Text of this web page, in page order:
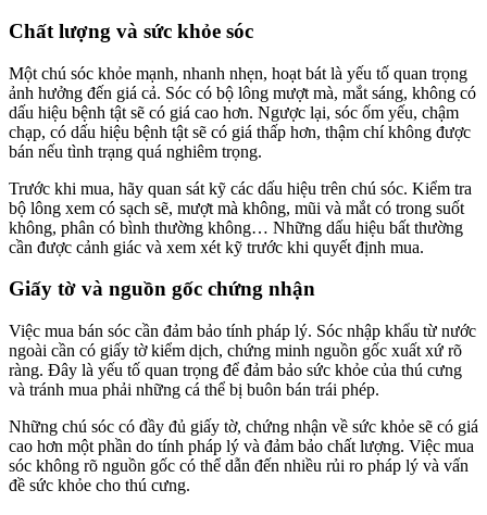
Chất lượng và sức khỏe sóc
Một chú sóc khỏe mạnh, nhanh nhẹn, hoạt bát là yếu tố quan trọng
ảnh hưởng đến giá cả. Sóc có bộ lông mượt mà, mắt sáng, không có
dấu hiệu bệnh tật sẽ có giá cao hơn. Ngược lại, sóc ốm yếu, chậm
chạp, có dấu hiệu bệnh tật sẽ có giá thấp hơn, thậm chí không được
bán nếu tình trạng quá nghiêm trọng.
Trước khi mua, hãy quan sát kỹ các dấu hiệu trên chú sóc. Kiểm tra
bộ lông xem có sạch sẽ, mượt mà không, mũi và mắt có trong suốt
không, phân có bình thường không… Những dấu hiệu bất thường
cần được cảnh giác và xem xét kỹ trước khi quyết định mua.
Giấy tờ và nguồn gốc chứng nhận
Việc mua bán sóc cần đảm bảo tính pháp lý. Sóc nhập khẩu từ nước
ngoài cần có giấy tờ kiểm dịch, chứng minh nguồn gốc xuất xứ rõ
ràng. Đây là yếu tố quan trọng để đảm bảo sức khỏe của thú cưng
và tránh mua phải những cá thể bị buôn bán trái phép.
Những chú sóc có đầy đủ giấy tờ, chứng nhận về sức khỏe sẽ có giá
cao hơn một phần do tính pháp lý và đảm bảo chất lượng. Việc mua
sóc không rõ nguồn gốc có thể dẫn đến nhiều rủi ro pháp lý và vấn
đề sức khỏe cho thú cưng.